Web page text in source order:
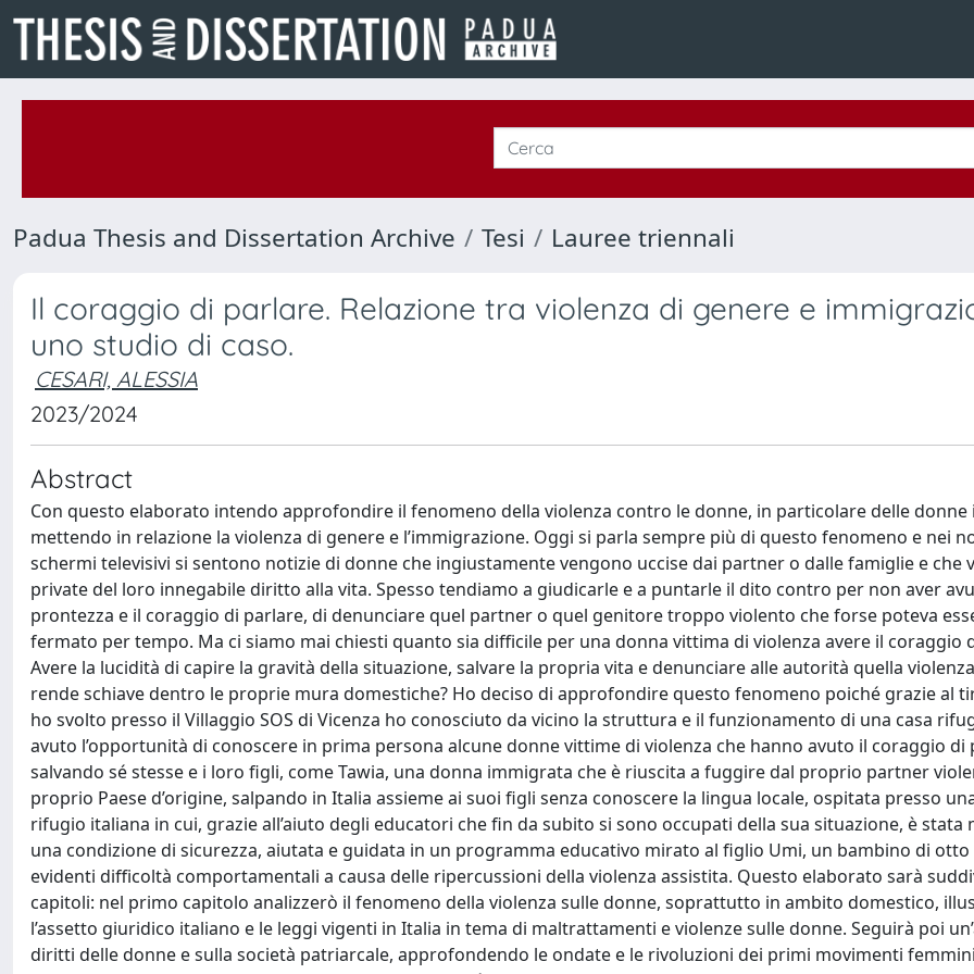
Padua Thesis and Dissertation Archive Tesi Lauree triennali
Il coraggio di parlare. Relazione tra violenza di genere e
uno studio di caso.
CESARI, ALESSIA
2023/2024
Abstract
Con questo elaborato intendo approfondire il fenomeno della violenza contro le donne, in particolare delle
mettendo in relazione la violenza di genere e l’immigrazione. Oggi si parla sempre più di questo fenomeno e nei
schermi televisivi si sentono notizie di donne che ingiustamente vengono uccise dai partner o dalle famiglie e che
private del loro innegabile diritto alla vita. Spesso tendiamo a giudicarle e a puntarle il dito contro per non aver
prontezza e il coraggio di parlare, di denunciare quel partner o quel genitore troppo violento che forse poteva
fermato per tempo. Ma ci siamo mai chiesti quanto sia difficile per una donna vittima di violenza avere il coraggio
Avere la lucidità di capire la gravità della situazione, salvare la propria vita e denunciare alle autorità quella
rende schiave dentro le proprie mura domestiche? Ho deciso di approfondire questo fenomeno poiché grazie al
ho svolto presso il Villaggio SOS di Vicenza ho conosciuto da vicino la struttura e il funzionamento di una casa
avuto l’opportunità di conoscere in prima persona alcune donne vittime di violenza che hanno avuto il coraggio di
salvando sé stesse e i loro figli, come Tawia, una donna immigrata che è riuscita a fuggire dal proprio partner
proprio Paese d’origine, salpando in Italia assieme ai suoi figli senza conoscere la lingua locale, ospitata presso
rifugio italiana in cui, grazie all’aiuto degli educatori che fin da subito si sono occupati della sua situazione, è stata
una condizione di sicurezza, aiutata e guidata in un programma educativo mirato al figlio Umi, un bambino di
evidenti difficoltà comportamentali a causa delle ripercussioni della violenza assistita. Questo elaborato sarà
capitoli: nel primo capitolo analizzerò il fenomeno della violenza sulle donne, soprattutto in ambito domestico,
l’assetto giuridico italiano e le leggi vigenti in Italia in tema di maltrattamenti e violenze sulle donne. Seguirà poi
diritti delle donne e sulla società patriarcale, approfondendo le ondate e le rivoluzioni dei primi movimenti